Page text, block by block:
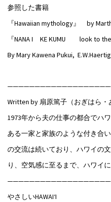
参照した書籍
『Hawaiian mythology』 by
『NANA I KE KUMU look to
By Mary Kawena Pukui,
Written by 扇原篤子（おぎはら・
1973年から夫の仕事の都合でハ
ある一家と家族のような付き合
の交流は続いており、ハワイの
り、空気感に至るまで、ハワイ
やさしいHAWAI‘I